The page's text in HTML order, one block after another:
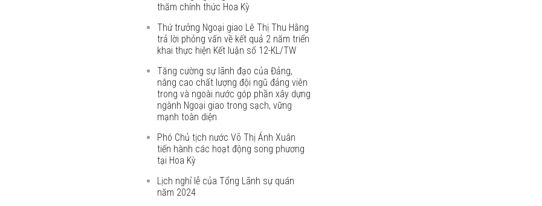
thăm chính thức Hoa Kỳ
Thứ trưởng Ngoại giao Lê Thị Thu Hằng
trả lời phỏng vấn về kết quả 2 năm triển
khai thực hiện Kết luận số 12-KL/TW
Tăng cường sự lãnh đạo của Đảng,
nâng cao chất lượng đội ngũ đảng viên
trong và ngoài nước góp phần xây dựng
ngành Ngoại giao trong sạch, vững
mạnh toàn diện
Phó Chủ tịch nước Võ Thị Ánh Xuân
tiến hành các hoạt động song phương
tại Hoa Kỳ
Lịch nghỉ lễ của Tổng Lãnh sự quán
năm 2024